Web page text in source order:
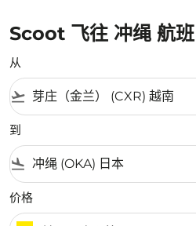
Scoot 飞往 冲绳 航
从
flight_takeoff
到
flight_land
价格